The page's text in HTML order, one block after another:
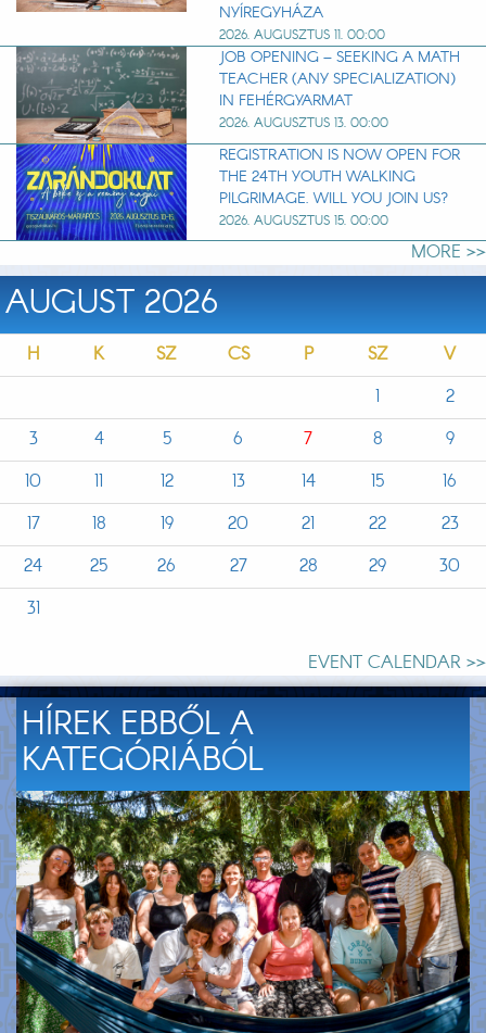
NYÍREGYHÁZA
2026. AUGUSZTUS 11. 00:00
JOB OPENING – SEEKING A MATH
TEACHER (ANY SPECIALIZATION)
IN FEHÉRGYARMAT
2026. AUGUSZTUS 13. 00:00
REGISTRATION IS NOW OPEN FOR
THE 24TH YOUTH WALKING
PILGRIMAGE. WILL YOU JOIN US?
2026. AUGUSZTUS 15. 00:00
MORE >>
AUGUST 2026
H K SZ CS P SZ
V
1
2
3
4 5 6 7 8
9
10
11 12 13 14 15
16
17
18 19 20 21 22
23
24
25 26 27 28 29
30
31
EVENT CALENDAR >>
HÍREK EBBŐL A
KATEGÓRIÁBÓL